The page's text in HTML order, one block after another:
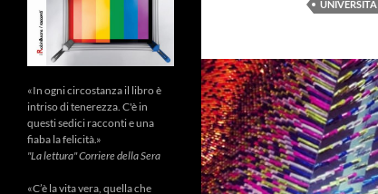
UNIVERSITÀ
«In ogni circostanza il libro è
intriso di tenerezza. C'è in
questi sedici racconti e una
fiaba la felicità.»
"La lettura" Corriere della Sera
«C’è la vita vera, quella che